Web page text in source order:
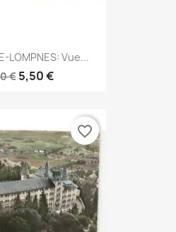
LOMPNES: Vue...
€ 5,50 €
favorite_border